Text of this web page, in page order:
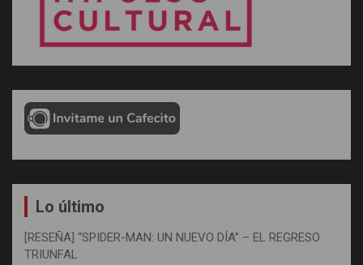
Lo último
[RESEÑA] “SPIDER-MAN: UN NUEVO DÍA” – EL REGRESO
TRIUNFAL